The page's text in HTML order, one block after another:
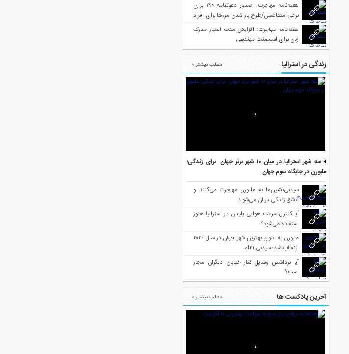
هفته‌نامه مهاجرت: صدور دعوتنامه ۱۹۰ برای
برخی متقاضیان/طرح باز شدن مرزها برای افراد
واکسینه شده
هفته‌نامه مهاجرت: افزایش مدت اعتبار مدرک
زبان برای اسسمنت مهندسی
زندگی در استرالیا مطالب بیشتر »
سه شهر استرالیا در میان ۱۰ شهر برتر جهان برای زندگی؛
ملبورن در جایگاه سوم جهان
سیدنی‌نشین‌ها به ملبورن مهاجرت می‌کنند و
عاشق زندگی در آن می‌شوند
آیا کنترل سرعت هوایی پلیس در استرالیا هنوز
استفاده می‌شود؟
ملبورن به عنوان بهترین شهر جهان در سال ۲۰۲۶
انتخاب شد؛ سیدنی ۲۱‌ام
آیا برداشتن وسایل کنار خیابان دیگران مجاز
است؟
آخرین پادکست ها مطالب بیشتر »